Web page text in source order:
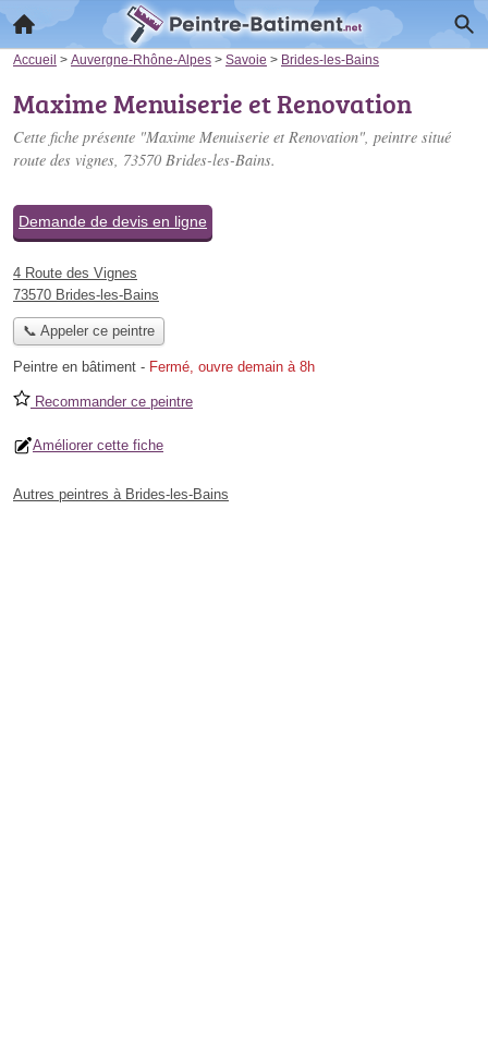
Accueil > Auvergne-Rhône-Alpes > Savoie > Brides-les-Bains
Maxime Menuiserie et Renovation
Cette fiche présente "Maxime Menuiserie et Renovation", peintre situé
route des vignes, 73570 Brides-les-Bains.
Demande de devis en ligne
4 Route des Vignes
73570 Brides-les-Bains
📞 Appeler ce peintre
Peintre en bâtiment - Fermé, ouvre demain à 8h
Recommander ce peintre
Améliorer cette fiche
Autres peintres à Brides-les-Bains